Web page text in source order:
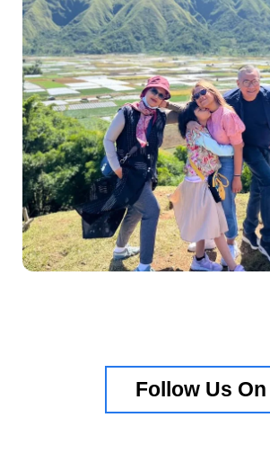
Follow Us On